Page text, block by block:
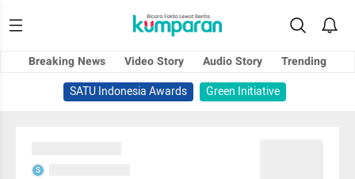
Breaking News Video Story Audio Story
Trending
SATU Indonesia Awards
Green Initiative
S